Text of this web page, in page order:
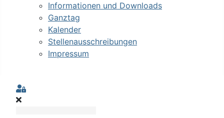
Informationen und Downloads
Ganztag
Kalender
Stellenausschreibungen
Impressum
Sign In